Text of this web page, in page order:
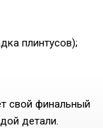
плинтусов);
свой финальный
детали.